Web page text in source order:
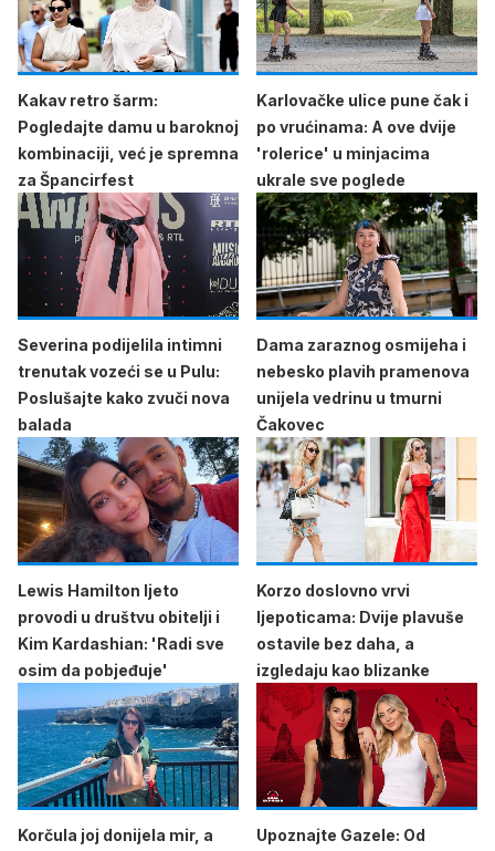
Kakav retro šarm:
Pogledajte damu u baroknoj
kombinaciji, već je spremna
za Špancirfest
Karlovačke ulice pune čak i
po vrućinama: A ove dvije
'rolerice' u minjacima
ukrale sve poglede
Severina podijelila intimni
trenutak vozeći se u Pulu:
Poslušajte kako zvuči nova
balada
Dama zaraznog osmijeha i
nebesko plavih pramenova
unijela vedrinu u tmurni
Čakovec
Lewis Hamilton ljeto
provodi u društvu obitelji i
Kim Kardashian: 'Radi sve
osim da pobjeđuje'
Korzo doslovno vrvi
ljepoticama: Dvije plavuše
ostavile bez daha, a
izgledaju kao blizanke
Korčula joj donijela mir, a
Upoznajte Gazele: Od